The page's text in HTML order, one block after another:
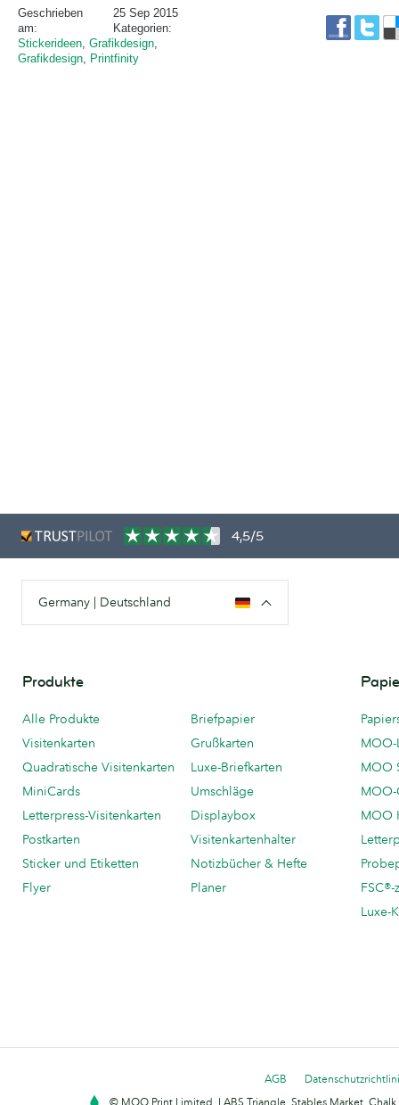
Geschrieben
am:
25 Sep 2015
Kategorien:
Stickerideen, Grafikdesign,
Grafikdesign, Printfinity
4,5/5
Germany | Deutschland
Produkte
Alle Produkte
Visitenkarten
Quadratische Visitenkarten
MiniCards
Letterpress-Visitenkarten
Postkarten
Sticker und Etiketten
Flyer
Briefpapier
Grußkarten
Luxe-Briefkarten
Umschläge
Displaybox
Visitenkartenhalter
Notizbücher & Hefte
Planer
MOO-
MOO
MOO
Luxe-
AGB
© MOO Print Limited, LABS Triangle, Stables Market,